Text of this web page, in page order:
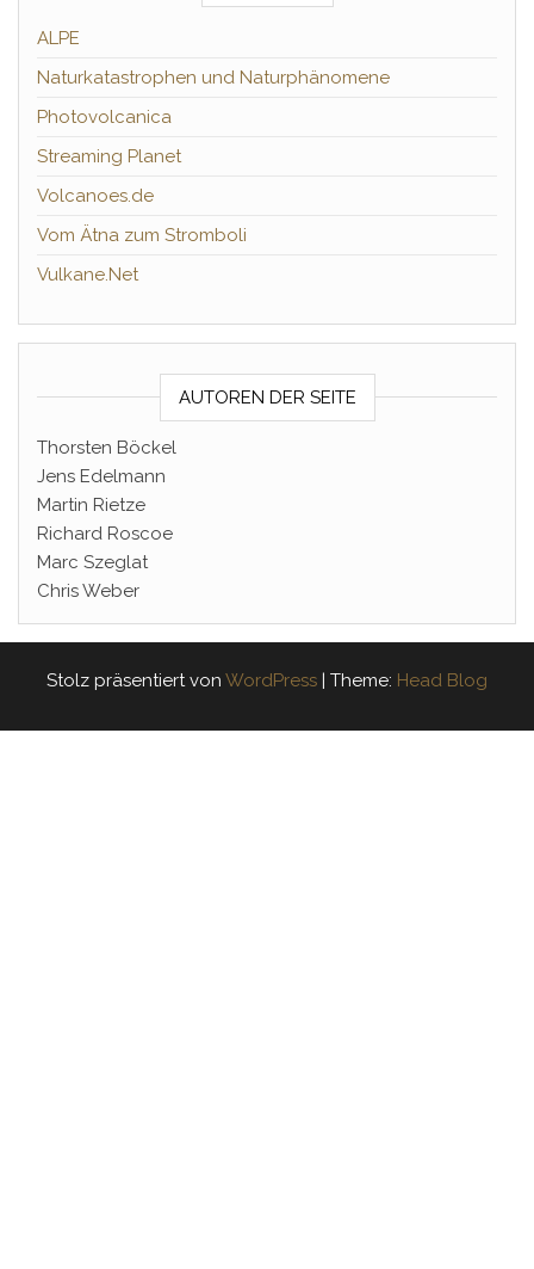
ALPE
Naturkatastrophen und Naturphänomene
Photovolcanica
Streaming Planet
Volcanoes.de
Vom Ätna zum Stromboli
Vulkane.Net
AUTOREN DER SEITE
Thorsten Böckel
Jens Edelmann
Martin Rietze
Richard Roscoe
Marc Szeglat
Chris Weber
Stolz präsentiert von WordPress | Theme: Head Blog